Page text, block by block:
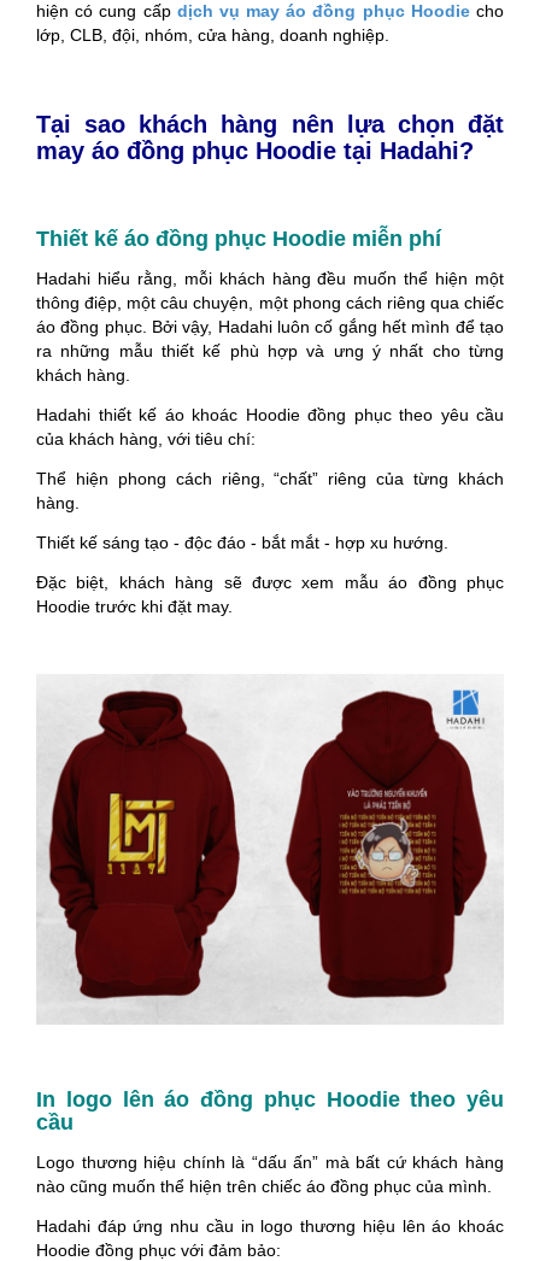
hiện có cung cấp dịch vụ may áo đồng phục Hoodiecho
lớp, CLB, đội, nhóm, cửa hàng, doanh nghiệp.
Tại sao khách hàng nên lựa chọn đặt
may áo đồng phục Hoodie tại Hadahi?
Thiết kế áo đồng phục Hoodie miễn phí
Hadahi hiểu rằng, mỗi khách hàng đều muốn thể hiện một
thông điệp, một câu chuyện, một phong cách riêng qua chiếc
áo đồng phục. Bởi vậy, Hadahi luôn cố gắng hết mình để tạo
ra những mẫu thiết kế phù hợp và ưng ý nhất cho từng
khách hàng.
Hadahi thiết kế áo khoác Hoodie đồng phục theo yêu cầu
của khách hàng, với tiêu chí:
Thể hiện phong cách riêng, “chất” riêng của từng khách
hàng.
Thiết kế sáng tạo - độc đáo - bắt mắt - hợp xu hướng.
Đặc biệt, khách hàng sẽ được xem mẫu áo đồng phục
Hoodie trước khi đặt may.
In logo lên áo đồng phục Hoodie theo yêu
cầu
Logo thương hiệu chính là “dấu ấn” mà bất cứ khách hàng
nào cũng muốn thể hiện trên chiếc áo đồng phục của mình.
Hadahi đáp ứng nhu cầu in logo thương hiệu lên áo khoác
Hoodie đồng phục với đảm bảo: